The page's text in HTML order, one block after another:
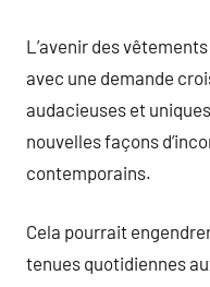
L’avenir des
avec une demande
audacieuses et
nouvelles façons
contemporains.
Cela pourrait
tenues quotidiennes